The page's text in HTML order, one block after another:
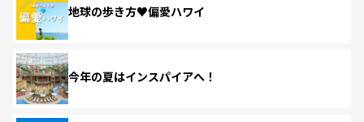
地球の歩き方♥偏愛ハワイ
今年の夏はインスパイアへ！